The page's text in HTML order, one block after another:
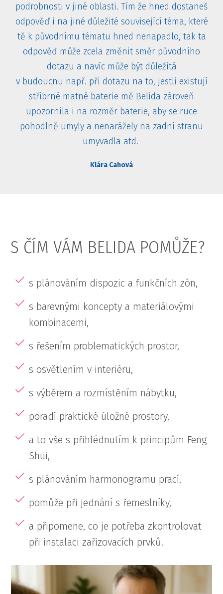
podrobnosti v jiné oblasti. Tím že hned dostaneš
odpověď i na jiné důležité související téma, které
tě k původnímu tématu hned nenapadlo, tak ta
odpověď může zcela změnit směr původního
dotazu a navíc může být důležitá
v budoucnu např. při dotazu na to, jestli existují
stříbrné matné baterie mě Belida zároveň
upozornila i na rozměr baterie, aby se ruce
pohodlně umyly a nenarážely na zadní stranu
umyvadla atd.
Klára Cahová
S ČÍM VÁM BELIDA POMŮŽE?
s plánováním dispozic a funkčních zón,
s barevnými koncepty a materiálovými
kombinacemi,
s řešením problematických prostor,
s osvětlením v interiéru,
s výběrem a rozmístěním nábytku,
poradí praktické úložné prostory,
a to vše s přihlédnutím k principům Feng
Shui,
s plánováním harmonogramu prací,
pomůže při jednání s řemeslníky,
a připomene, co je potřeba zkontrolovat
při instalaci zařizovacích prvků.